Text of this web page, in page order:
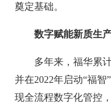
奠定基础。
数字赋能新质生
多年来，福华累
并在2022年启动“福
现全流程数字化管控